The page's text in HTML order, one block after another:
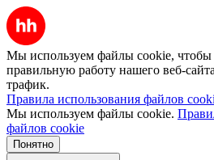
Мы используем файлы cookie, чтобы
правильную работу нашего веб-
трафик.
Правила использования файлов
Мы используем файлы cookie.
файлов cookie
Понятно